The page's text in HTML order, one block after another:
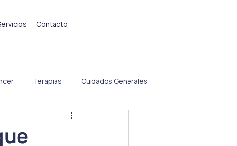
Contacto
Terapias Cuidados Generales